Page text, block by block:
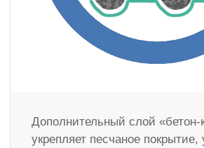
Дополнительный слой «бетон-
укрепляет песчаное